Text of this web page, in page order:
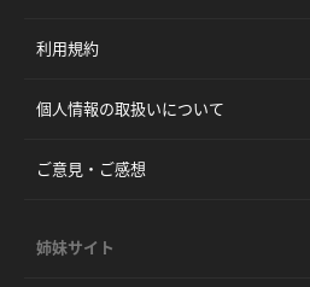
利用規約
個人情報の取扱いについて
ご意見・ご感想
姉妹サイト